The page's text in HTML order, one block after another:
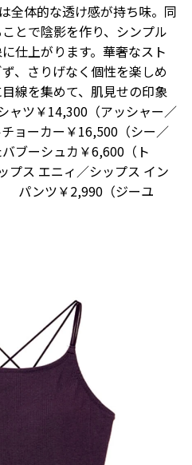
全体的な透け感が持ち味。同
とで陰影を作り、シンプル
仕上がります。華奢なスト
、さりげなく個性を楽しめ
線を集めて、肌見せの印象
ャツ￥14,300（アッシャー／
ョーカー￥16,500（シー／
ブーシュカ￥6,600（ト
ス エニィ／シップス イン
パンツ￥2,990（ジーユ